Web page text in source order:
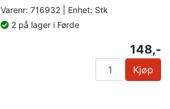
Varenr: 716932 | Enhet: Stk
2 på lager i Førde
148,-
Kjøp